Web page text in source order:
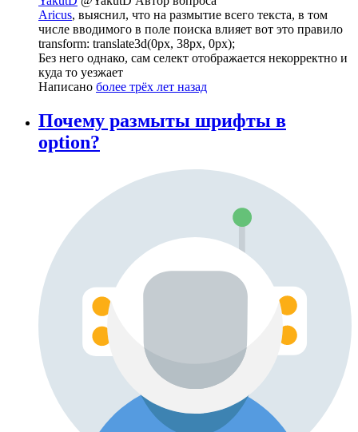
Aricus, выяснил, что на размытие всего текста, в том
числе вводимого в поле поиска влияет вот это правило
transform: translate3d(0px, 38px, 0px);
Без него однако, сам селект отображается некорректно и
куда то уезжает
Написано более трёх лет назад
Почему размыты шрифты в
option?